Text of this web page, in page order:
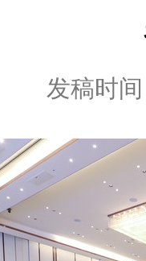
发稿时